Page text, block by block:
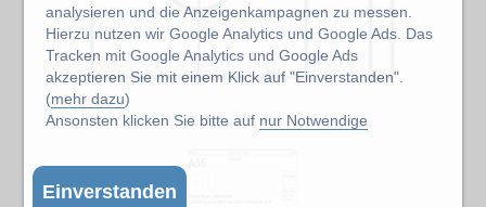
analysieren und die Anzeigenkampagnen zu messen.
Hierzu nutzen wir Google Analytics und Google Ads. Das
Tracken mit Google Analytics und Google Ads
akzeptieren Sie mit einem Klick auf "Einverstanden".
(mehr dazu)
Ansonsten klicken Sie bitte auf nur Notwendige
Einverstanden
Abbildung kann abweichen vom Original